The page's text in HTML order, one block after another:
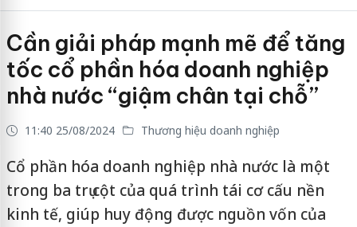
Cần giải pháp mạnh mẽ để tăng
tốc cổ phần hóa doanh nghiệp
nhà nước “giậm chân tại chỗ”
11:40 25/08/2024 Thương hiệu doanh nghiệp
Cổ phần hóa doanh nghiệp nhà nước là một
trong ba trụ cột của quá trình tái cơ cấu nền
kinh tế, giúp huy động được nguồn vốn của